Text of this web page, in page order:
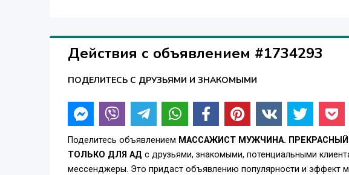
Действия с объявлением #1734293
ПОДЕЛИТЕСЬ С ДРУЗЬЯМИ И ЗНАКОМЫМИ
Поделитесь объявлением МАССАЖИСТ МУЖЧИНА.
ТОЛЬКО ДЛЯ АД с друзьями, знакомыми, потенциальными
мессенджеры. Это придаст объявлению популярности и эффект